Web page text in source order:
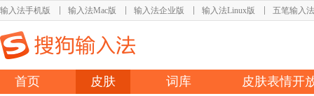
输入法手机版 输入法Mac版 输入法企业版 输入法Linux版 五笔输入法
首页 皮肤 词库 皮肤表情开